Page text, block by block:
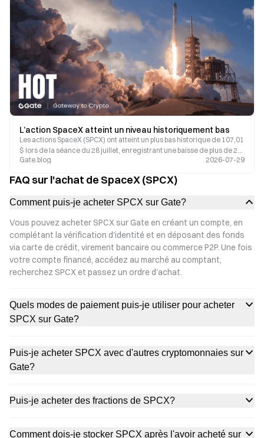
L’action SpaceX atteint un niveau historiquement bas
Les actions SpaceX (SPCX) ont atteint un plus bas historique de 107,01
$ lors de la séance du 28 juillet, enregistrant une baisse de plus de 20
% par rapport à leur prix d’introduction en bourse. Avec 910 millions
investissements en capital dans l’IA et des perspectives
Gate.blog 2026-07-29
FAQ sur l'achat de SpaceX (SPCX)
Comment puis-je acheter SPCX sur Gate?
Vous pouvez acheter SPCX sur Gate en créant un compte, en
complétant la vérification d'identité et en déposant des fonds
via carte de crédit, virement bancaire ou commerce P2P. Une fois
votre compte financé, accédez au marché au comptant,
recherchez SPCX et passez un ordre d'achat.
Quels modes de paiement puis-je utiliser pour acheter
SPCX sur Gate?
Puis-je acheter SPCX avec d'autres cryptomonnaies sur
Gate?
Puis-je acheter des fractions de SPCX?
Comment dois-je stocker SPCX après l'avoir acheté sur